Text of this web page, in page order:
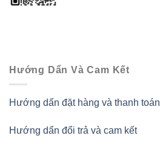
Hướng Dẩn Và Cam Kết
Hướng dẩn đặt hàng và thanh toán
Hướng dẩn đổi trả và cam kết